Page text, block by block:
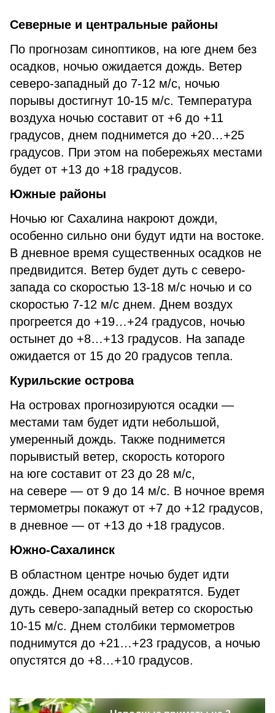
Северные и центральные районы
По прогнозам синоптиков, на юге днем без
осадков, ночью ожидается дождь. Ветер
северо-западный до 7-12 м/с, ночью
порывы достигнут 10-15 м/с. Температура
воздуха ночью составит от +6 до +11
градусов, днем поднимется до +20…+25
градусов. При этом на побережьях местами
будет от +13 до +18 градусов.
Южные районы
Ночью юг Сахалина накроют дожди,
особенно сильно они будут идти на востоке.
В дневное время существенных осадков не
предвидится. Ветер будет дуть с северо-
запада со скоростью 13-18 м/с ночью и со
скоростью 7-12 м/с днем. Днем воздух
прогреется до +19…+24 градусов, ночью
остынет до +8…+13 градусов. На западе
ожидается от 15 до 20 градусов тепла.
Курильские острова
На островах прогнозируются осадки —
местами там будет идти небольшой,
умеренный дождь. Также поднимется
порывистый ветер, скорость которого
на юге составит от 23 до 28 м/с,
на севере — от 9 до 14 м/с. В ночное время
термометры покажут от +7 до +12 градусов,
в дневное — от +13 до +18 градусов.
Южно-Сахалинск
В областном центре ночью будет идти
дождь. Днем осадки прекратятся. Будет
дуть северо-западный ветер со скоростью
10-15 м/с. Днем столбики термометров
поднимутся до +21…+23 градусов, а ночью
опустятся до +8…+10 градусов.